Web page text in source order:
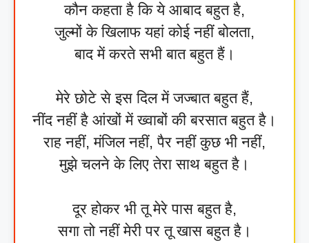
कौन कहता है कि ये आबाद बहुत है,
जुल्मों के खिलाफ यहां कोई नहीं बोलता,
बाद में करते सभी बात बहुत हैं।
मेरे छोटे से इस दिल में जज्बात बहुत हैं,
नींद नहीं है आंखों में ख्वाबों की बरसात बहुत है।
राह नहीं, मंजिल नहीं, पैर नहीं कुछ भी नहीं,
मुझे चलने के लिए तेरा साथ बहुत है।
दूर होकर भी तू मेरे पास बहुत है,
सगा तो नहीं मेरी पर तू खास बहुत है।